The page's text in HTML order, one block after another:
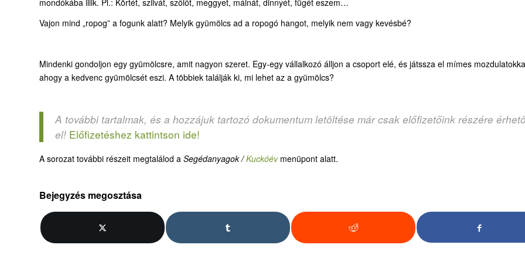
mondókába illik. Pl.: Körtét, szilvát, szőlőt, meggyet, málnát, dinnyét, fügét eszem…
Vajon mind „ropog” a fogunk alatt? Melyik gyümölcs ad a ropogó hangot, melyik nem vagy kevésbé?
Mindenki gondoljon egy gyümölcsre, amit nagyon szeret. Egy-egy vállalkozó álljon a csoport elé, és játssza el mímes
ahogy a kedvenc gyümölcsét eszi. A többiek találják ki, mi lehet az a gyümölcs?
A további tartalmak, és a hozzájuk tartozó dokumentum letöltése már csak előfizetőink részére
el! Előfizetéshez kattintson ide!
A sorozat további részeit megtalálod a Segédanyagok /Kuckóév menüpont alatt.
Bejegyzés megosztása